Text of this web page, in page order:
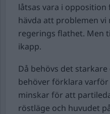
låtsas vara i
hävda att problemen
regerings flathet. Men
ikapp.
Då behövs det
behöver förklara
minskar för att
röstläge och huvudet